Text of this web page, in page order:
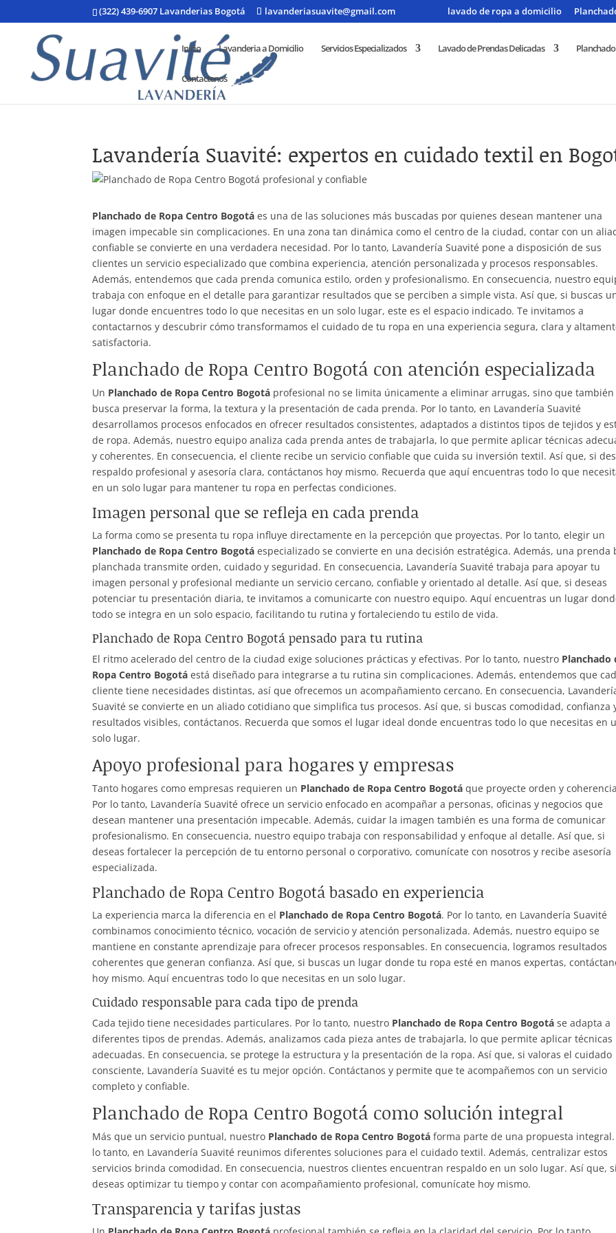
(322) 439-6907 Lavanderias Bogotá lavanderiasuavite@gmail.com lavado de ropa a domicilio
Inicio Lavanderia a Domicilio Servicios Especializados Lavado de Prendas Delicadas
Contactenos
Lavandería Suavité: expertos en cuidado textil en
Planchado de Ropa Centro Bogotá es una de las soluciones más buscadas por quienes desean mantener una
imagen impecable sin complicaciones. En una zona tan dinámica como el centro de la ciudad, contar con un
confiable se convierte en una verdadera necesidad. Por lo tanto, Lavandería Suavité pone a disposición de sus
clientes un servicio especializado que combina experiencia, atención personalizada y procesos responsables.
Además, entendemos que cada prenda comunica estilo, orden y profesionalismo. En consecuencia, nuestro
trabaja con enfoque en el detalle para garantizar resultados que se perciben a simple vista. Así que, si buscas
lugar donde encuentres todo lo que necesitas en un solo lugar, este es el espacio indicado. Te invitamos a
contactarnos y descubrir cómo transformamos el cuidado de tu ropa en una experiencia segura, clara y
satisfactoria.
Planchado de Ropa Centro Bogotá con atención especializada
Un Planchado de Ropa Centro Bogotá profesional no se limita únicamente a eliminar arrugas, sino que también
busca preservar la forma, la textura y la presentación de cada prenda. Por lo tanto, en Lavandería Suavité
desarrollamos procesos enfocados en ofrecer resultados consistentes, adaptados a distintos tipos de tejidos y
de ropa. Además, nuestro equipo analiza cada prenda antes de trabajarla, lo que permite aplicar técnicas
y coherentes. En consecuencia, el cliente recibe un servicio confiable que cuida su inversión textil. Así que, si
respaldo profesional y asesoría clara, contáctanos hoy mismo. Recuerda que aquí encuentras todo lo que
en un solo lugar para mantener tu ropa en perfectas condiciones.
Imagen personal que se refleja en cada prenda
La forma como se presenta tu ropa influye directamente en la percepción que proyectas. Por lo tanto, elegir un
Planchado de Ropa Centro Bogotá especializado se convierte en una decisión estratégica. Además, una prenda
planchada transmite orden, cuidado y seguridad. En consecuencia, Lavandería Suavité trabaja para apoyar tu
imagen personal y profesional mediante un servicio cercano, confiable y orientado al detalle. Así que, si deseas
potenciar tu presentación diaria, te invitamos a comunicarte con nuestro equipo. Aquí encuentras un lugar
todo se integra en un solo espacio, facilitando tu rutina y fortaleciendo tu estilo de vida.
Planchado de Ropa Centro Bogotá pensado para tu rutina
El ritmo acelerado del centro de la ciudad exige soluciones prácticas y efectivas. Por lo tanto, nuestro Planchado
Ropa Centro Bogotá está diseñado para integrarse a tu rutina sin complicaciones. Además, entendemos que
cliente tiene necesidades distintas, así que ofrecemos un acompañamiento cercano. En consecuencia,
Suavité se convierte en un aliado cotidiano que simplifica tus procesos. Así que, si buscas comodidad, confianza
resultados visibles, contáctanos. Recuerda que somos el lugar ideal donde encuentras todo lo que necesitas en
solo lugar.
Apoyo profesional para hogares y empresas
Tanto hogares como empresas requieren un Planchado de Ropa Centro Bogotá que proyecte orden y
Por lo tanto, Lavandería Suavité ofrece un servicio enfocado en acompañar a personas, oficinas y negocios que
desean mantener una presentación impecable. Además, cuidar la imagen también es una forma de comunicar
profesionalismo. En consecuencia, nuestro equipo trabaja con responsabilidad y enfoque al detalle. Así que, si
deseas fortalecer la percepción de tu entorno personal o corporativo, comunícate con nosotros y recibe asesoría
especializada.
Planchado de Ropa Centro Bogotá basado en experiencia
La experiencia marca la diferencia en el Planchado de Ropa Centro Bogotá. Por lo tanto, en Lavandería Suavité
combinamos conocimiento técnico, vocación de servicio y atención personalizada. Además, nuestro equipo se
mantiene en constante aprendizaje para ofrecer procesos responsables. En consecuencia, logramos resultados
coherentes que generan confianza. Así que, si buscas un lugar donde tu ropa esté en manos expertas,
hoy mismo. Aquí encuentras todo lo que necesitas en un solo lugar.
Cuidado responsable para cada tipo de prenda
Cada tejido tiene necesidades particulares. Por lo tanto, nuestro Planchado de Ropa Centro Bogotá se adapta a
diferentes tipos de prendas. Además, analizamos cada pieza antes de trabajarla, lo que permite aplicar técnicas
adecuadas. En consecuencia, se protege la estructura y la presentación de la ropa. Así que, si valoras el cuidado
consciente, Lavandería Suavité es tu mejor opción. Contáctanos y permite que te acompañemos con un servicio
completo y confiable.
Planchado de Ropa Centro Bogotá como solución integral
Más que un servicio puntual, nuestro Planchado de Ropa Centro Bogotá forma parte de una propuesta integral.
lo tanto, en Lavandería Suavité reunimos diferentes soluciones para el cuidado textil. Además, centralizar estos
servicios brinda comodidad. En consecuencia, nuestros clientes encuentran respaldo en un solo lugar. Así que, si
deseas optimizar tu tiempo y contar con acompañamiento profesional, comunícate hoy mismo.
Transparencia y tarifas justas